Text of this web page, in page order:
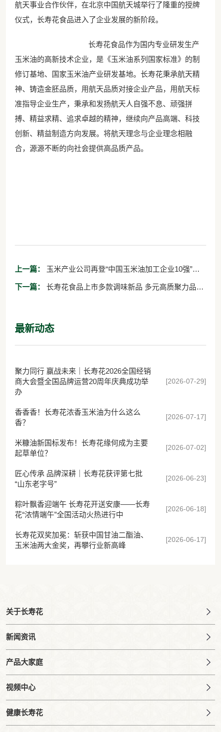
航天事业合作伙伴，在北京中国航天城举行了隆重的授牌
仪式，长寿花食品进入了企业发展的新阶段。
长寿花食品作为国内专业研发生产
玉米油的高新技术企业，是《玉米油系列国家标准》的制
修订基地、国家玉米油产业研发基地。长寿花秉承航天精
神、铸造金胚品质，用航天品质对接企业产品，用航天标
准指导企业生产，秉承和发扬航天人自强不息、顽强拼
搏、精益求精、追求卓越的精神，继续向产品高端、科技
创新、精益制造方向发展。将航天理念与企业理念相融
合，源源不断的向社会提供高品质产品。
上一篇：
首
下一篇：
最新动态
聚力同行 赢战未来｜长寿花2026全国经销
商大会暨全国品牌运营20周年庆典成功举
办
[2026-07-29]
香香香！长寿花浓香玉米油为什么这么
香？
[2026-07-17]
米糠油新国标发布！长寿花缘何成为主要
起草单位？
[2026-07-02]
匠心传承 品牌深耕｜长寿花获评第七批
“山东老字号”
[2026-06-23]
粽叶飘香迎端午 长寿花开送安康——长寿
花“浓情端午”全国活动火热进行中
[2026-06-18]
长寿花双奖加冕：斩获中国甘油二酯油、
玉米油两大金奖，再攀行业新高峰
[2026-06-17]
关于长寿花
新闻资讯
产品大家庭
视频中心
健康长寿花